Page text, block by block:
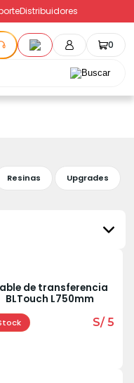
Distribuidores
0
Resinas Upgrades
de transferencia
BLTouch L750mm
S/ 5